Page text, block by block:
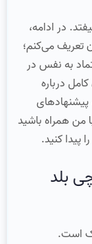
در ادامه،
تعریف می‌کنم؛
به نفس در
درباره
من همراه باشید
کنید.
بلد
است.